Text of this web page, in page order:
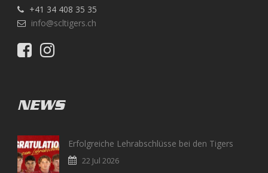
+41 34 408 35 35
info@scltigers.ch
NEWS
Erfolgreiche Lehrabschlüsse bei den Tigers
22 Jul 2026